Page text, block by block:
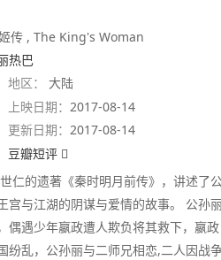
传 , The King's Woman
热巴
地区：
大陆
上映日期： 2017-08-14
更新日期： 2017-08-14
豆瓣短评
仁的遗著《秦时明月前传》，讲述了
宫与江湖的阴谋与爱情的故事。 公孙
偶遇少年嬴政遭人欺负将其救下，嬴政
纷乱，公孙丽与二师兄相恋,二人因战